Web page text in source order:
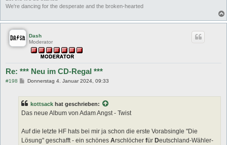
We're dancing for the desperate and the broken-hearted
Dash
Moderator
Re: *** Neu im CD-Regal ***
#198
B
r
a
Donnerstag 4. Januar 2024, 09:33
kottsack hat geschrieben:
Das neue Album von Adam Angst - Twist
Auf die letzte HF hats bei mir ja schon die erste Vorabsingle "Die
Lösung" geschafft - ein schönes Arschlöcher für Deutschland-Wähler-